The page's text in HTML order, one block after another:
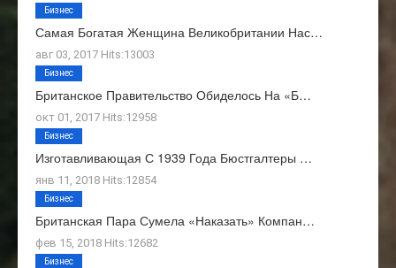
Самая Богатая Женщина Великобритании Нас…
авг 03, 2017 Hits:13003
Бизнес
Британское Правительство Обиделось На «Б…
окт 01, 2017 Hits:12958
Бизнес
Изготавливающая С 1939 Года Бюстгалтеры …
янв 11, 2018 Hits:12854
Бизнес
Британская Пара Сумела «наказать» Компан…
фев 15, 2018 Hits:12682
Бизнес
Бизнес